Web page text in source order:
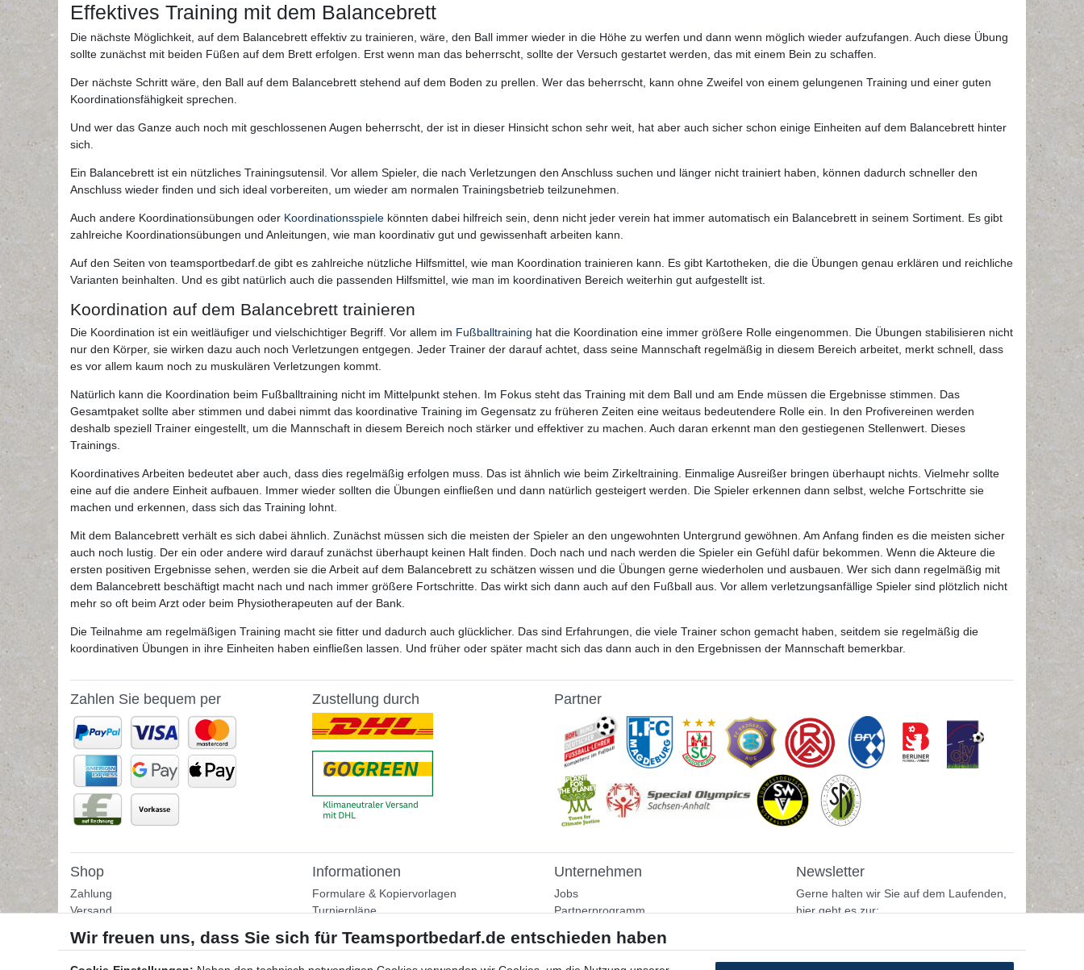
Effektives Training mit dem Balancebrett
Die nächste Möglichkeit, auf dem Balancebrett effektiv zu trainieren, wäre, den Ball immer wieder in die Höhe zu werfen und dann wenn möglich wieder aufzufangen. Auch diese Übung
sollte zunächst mit beiden Füßen auf dem Brett erfolgen. Erst wenn man das beherrscht, sollte der Versuch gestartet werden, das mit einem Bein zu schaffen.
Der nächste Schritt wäre, den Ball auf dem Balancebrett stehend auf dem Boden zu prellen. Wer das beherrscht, kann ohne Zweifel von einem gelungenen Training und einer guten
Koordinationsfähigkeit sprechen.
Und wer das Ganze auch noch mit geschlossenen Augen beherrscht, der ist in dieser Hinsicht schon sehr weit, hat aber auch sicher schon einige Einheiten auf dem Balancebrett hinter
sich.
Ein Balancebrett ist ein nützliches Trainingsutensil. Vor allem Spieler, die nach Verletzungen den Anschluss suchen und länger nicht trainiert haben, können dadurch schneller den
Anschluss wieder finden und sich ideal vorbereiten, um wieder am normalen Trainingsbetrieb teilzunehmen.
Auch andere Koordinationsübungen oder Koordinationsspiele könnten dabei hilfreich sein, denn nicht jeder verein hat immer automatisch ein Balancebrett in seinem Sortiment. Es gibt
zahlreiche Koordinationsübungen und Anleitungen, wie man koordinativ gut und gewissenhaft arbeiten kann.
Auf den Seiten von teamsportbedarf.de gibt es zahlreiche nützliche Hilfsmittel, wie man Koordination trainieren kann. Es gibt Kartotheken, die die Übungen genau erklären und reichliche
Varianten beinhalten. Und es gibt natürlich auch die passenden Hilfsmittel, wie man im koordinativen Bereich weiterhin gut aufgestellt ist.
Koordination auf dem Balancebrett trainieren
Die Koordination ist ein weitläufiger und vielschichtiger Begriff. Vor allem im Fußballtraining hat die Koordination eine immer größere Rolle eingenommen. Die Übungen stabilisieren nicht
nur den Körper, sie wirken dazu auch noch Verletzungen entgegen. Jeder Trainer der darauf achtet, dass seine Mannschaft regelmäßig in diesem Bereich arbeitet, merkt schnell, dass
es vor allem kaum noch zu muskulären Verletzungen kommt.
Natürlich kann die Koordination beim Fußballtraining nicht im Mittelpunkt stehen. Im Fokus steht das Training mit dem Ball und am Ende müssen die Ergebnisse stimmen. Das
Gesamtpaket sollte aber stimmen und dabei nimmt das koordinative Training im Gegensatz zu früheren Zeiten eine weitaus bedeutendere Rolle ein. In den Profivereinen werden
deshalb speziell Trainer eingestellt, um die Mannschaft in diesem Bereich noch stärker und effektiver zu machen. Auch daran erkennt man den gestiegenen Stellenwert. Dieses
Trainings.
Koordinatives Arbeiten bedeutet aber auch, dass dies regelmäßig erfolgen muss. Das ist ähnlich wie beim Zirkeltraining. Einmalige Ausreißer bringen überhaupt nichts. Vielmehr sollte
eine auf die andere Einheit aufbauen. Immer wieder sollten die Übungen einfließen und dann natürlich gesteigert werden. Die Spieler erkennen dann selbst, welche Fortschritte sie
machen und erkennen, dass sich das Training lohnt.
Mit dem Balancebrett verhält es sich dabei ähnlich. Zunächst müssen sich die meisten der Spieler an den ungewohnten Untergrund gewöhnen. Am Anfang finden es die meisten sicher
auch noch lustig. Der ein oder andere wird darauf zunächst überhaupt keinen Halt finden. Doch nach und nach werden die Spieler ein Gefühl dafür bekommen. Wenn die Akteure die
ersten positiven Ergebnisse sehen, werden sie die Arbeit auf dem Balancebrett zu schätzen wissen und die Übungen gerne wiederholen und ausbauen. Wer sich dann regelmäßig mit
dem Balancebrett beschäftigt macht nach und nach immer größere Fortschritte. Das wirkt sich dann auch auf den Fußball aus. Vor allem verletzungsanfällige Spieler sind plötzlich nicht
mehr so oft beim Arzt oder beim Physiotherapeuten auf der Bank.
Die Teilnahme am regelmäßigen Training macht sie fitter und dadurch auch glücklicher. Das sind Erfahrungen, die viele Trainer schon gemacht haben, seitdem sie regelmäßig die
koordinativen Übungen in ihre Einheiten haben einfließen lassen. Und früher oder später macht sich das dann auch in den Ergebnissen der Mannschaft bemerkbar.
Zahlen Sie bequem per Zustellung durch Partner
Shop
Zahlung
Versand
Helpcenter
Informationen
Formulare & Kopiervorlagen
Turnierpläne
Tipps & Informationen
Unternehmen
Jobs
Partnerprogramm
Bestellung widerrufen
Newsletter
Gerne halten wir Sie auf dem Laufenden,
hier geht es zur: